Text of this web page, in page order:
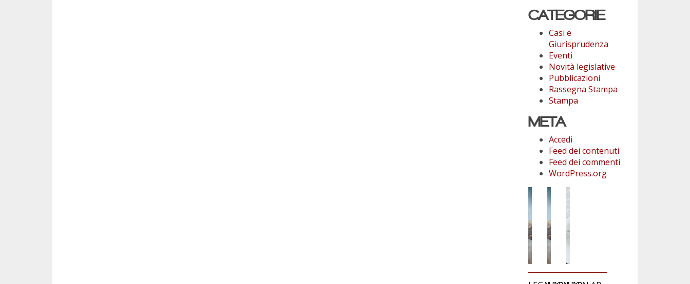
CATEGORIE
Casi e
Giurisprudenza
Eventi
Novità legislative
Pubblicazioni
Rassegna Stampa
Stampa
META
Accedi
Feed dei contenuti
Feed dei commenti
WordPress.org